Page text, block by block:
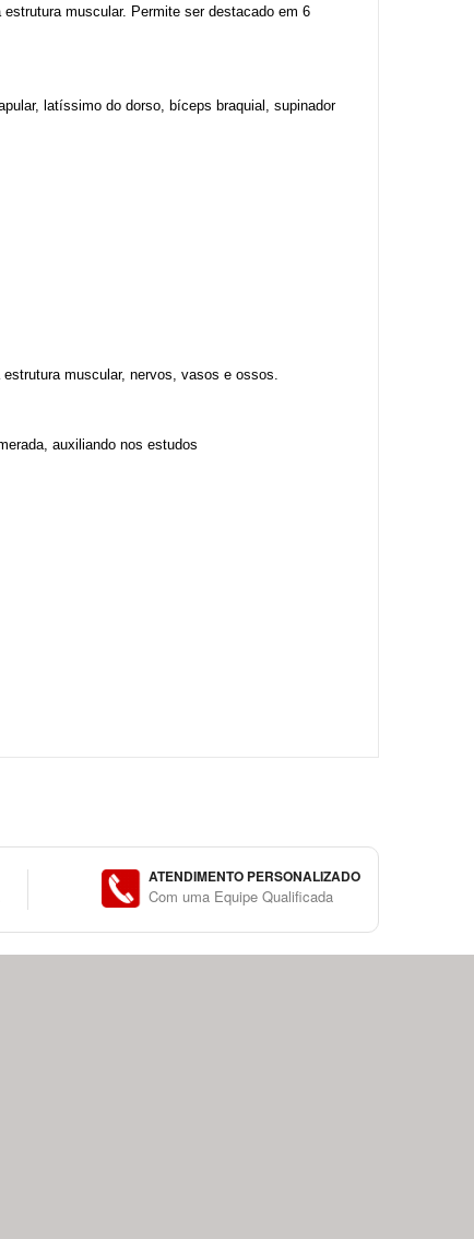
muscular. Permite ser destacado em 6
latíssimo do dorso, bíceps braquial, supinador
muscular, nervos, vasos e ossos.
auxiliando nos estudos
ATENDIMENTO PERSONALIZADO
Com uma Equipe Qualificada